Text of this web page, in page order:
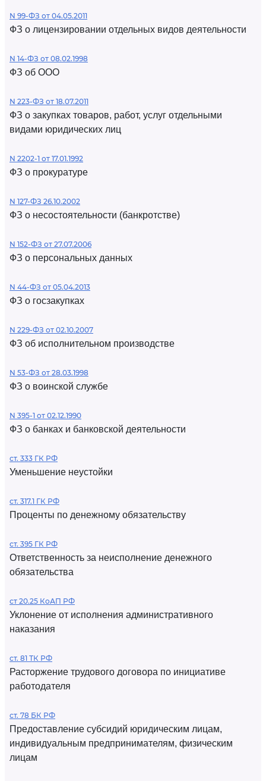
N 99-ФЗ от 04.05.2011
ФЗ о лицензировании отдельных видов деятельности
N 14-ФЗ от 08.02.1998
ФЗ об ООО
N 223-ФЗ от 18.07.2011
ФЗ о закупках товаров, работ, услуг отдельными
видами юридических лиц
N 2202-1 от 17.01.1992
ФЗ о прокуратуре
N 127-ФЗ 26.10.2002
ФЗ о несостоятельности (банкротстве)
N 152-ФЗ от 27.07.2006
ФЗ о персональных данных
N 44-ФЗ от 05.04.2013
ФЗ о госзакупках
N 229-ФЗ от 02.10.2007
ФЗ об исполнительном производстве
N 53-ФЗ от 28.03.1998
ФЗ о воинской службе
N 395-1 от 02.12.1990
ФЗ о банках и банковской деятельности
ст. 333 ГК РФ
Уменьшение неустойки
ст. 317.1 ГК РФ
Проценты по денежному обязательству
ст. 395 ГК РФ
Ответственность за неисполнение денежного
обязательства
ст 20.25 КоАП РФ
Уклонение от исполнения административного
наказания
ст. 81 ТК РФ
Расторжение трудового договора по инициативе
работодателя
ст. 78 БК РФ
Предоставление субсидий юридическим лицам,
индивидуальным предпринимателям, физическим
лицам